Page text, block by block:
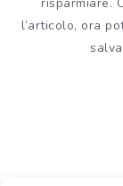
l’articolo, ora